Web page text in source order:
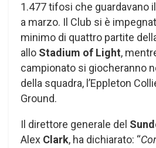
1.477 tifosi che guardavano
a marzo. Il Club si è
minimo di quattro partite
allo Stadium of Light,
campionato si giocheranno
della squadra, l’Eppleton
Ground.
Il direttore generale del
Alex Clark, ha dichiarato: “